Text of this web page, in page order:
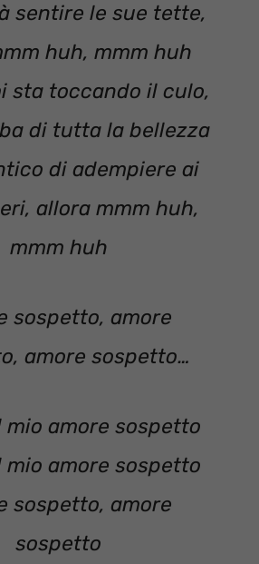
sentire le sue tette,
huh, mmm huh
sta toccando il culo,
di tutta la bellezza
di adempiere ai
allora mmm huh,
mmm huh
sospetto, amore
amore sospetto…
mio amore sospetto
mio amore sospetto
sospetto, amore
sospetto